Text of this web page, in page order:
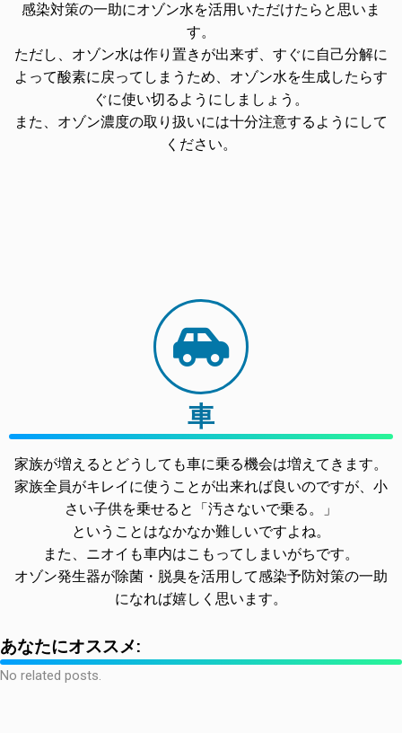
感染対策の一助にオゾン水を活用いただけたらと思いま
す。
ただし、オゾン水は作り置きが出来ず、すぐに自己分解に
よって酸素に戻ってしまうため、オゾン水を生成したらす
ぐに使い切るようにしましょう。
また、オゾン濃度の取り扱いには十分注意するようにして
ください。
車
家族が増えるとどうしても車に乗る機会は増えてきます。
家族全員がキレイに使うことが出来れば良いのですが、小
さい子供を乗せると「汚さないで乗る。」
ということはなかなか難しいですよね。
また、ニオイも車内はこもってしまいがちです。
オゾン発生器が除菌・脱臭を活用して感染予防対策の一助
になれば嬉しく思います。
あなたにオススメ:
No related posts.